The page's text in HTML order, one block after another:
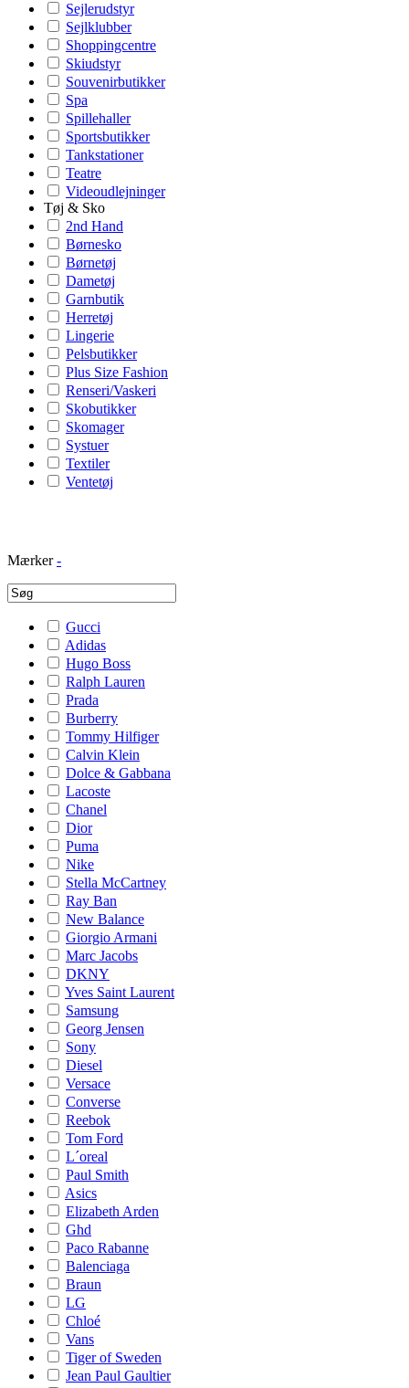
Sejlerudstyr
Sejlklubber
Shoppingcentre
Skiudstyr
Souvenirbutikker
Spa
Spillehaller
Sportsbutikker
Tankstationer
Teatre
Videoudlejninger
Tøj & Sko
2nd Hand
Børnesko
Børnetøj
Dametøj
Garnbutik
Herretøj
Lingerie
Pelsbutikker
Plus Size Fashion
Renseri/Vaskeri
Skobutikker
Skomager
Systuer
Textiler
Ventetøj
Mærker -
Gucci
Adidas
Hugo Boss
Ralph Lauren
Prada
Burberry
Tommy Hilfiger
Calvin Klein
Dolce & Gabbana
Lacoste
Chanel
Dior
Puma
Nike
Stella McCartney
Ray Ban
New Balance
Giorgio Armani
Marc Jacobs
DKNY
Yves Saint Laurent
Samsung
Georg Jensen
Sony
Diesel
Versace
Converse
Reebok
Tom Ford
L´oreal
Paul Smith
Asics
Elizabeth Arden
Ghd
Paco Rabanne
Balenciaga
Braun
LG
Chloé
Vans
Tiger of Sweden
Jean Paul Gaultier